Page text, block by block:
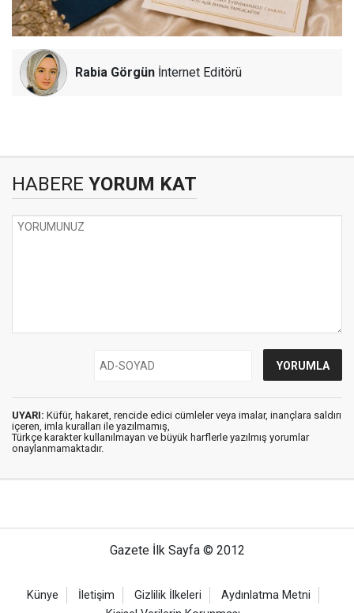
Rabia Görgün İnternet Editörü
HABERE YORUM KAT
UYARI: Küfür, hakaret, rencide edici cümleler veya imalar, inançlara saldırı
içeren, imla kuralları ile yazılmamış,
Türkçe karakter kullanılmayan ve büyük harflerle yazılmış yorumlar
onaylanmamaktadır.
Gazete İlk Sayfa © 2012
Künye İletişim Gizlilik İlkeleri
Aydınlatma Metni